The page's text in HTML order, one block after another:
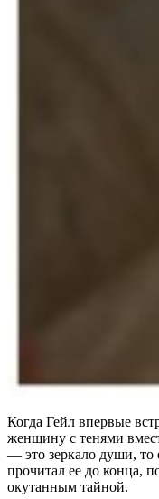
Когда Гейл впервые
женщину с тенями
— это зеркало души, то
прочитал ее до конца,
окутанным тайной.